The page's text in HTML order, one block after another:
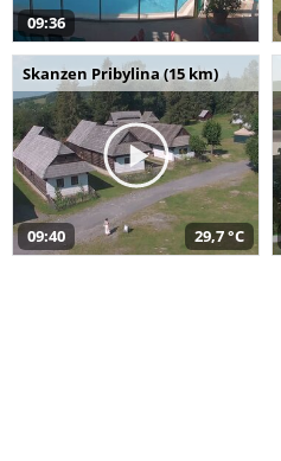
09:36
Skanzen Pribylina (15 km)
09:40 29,7 °C